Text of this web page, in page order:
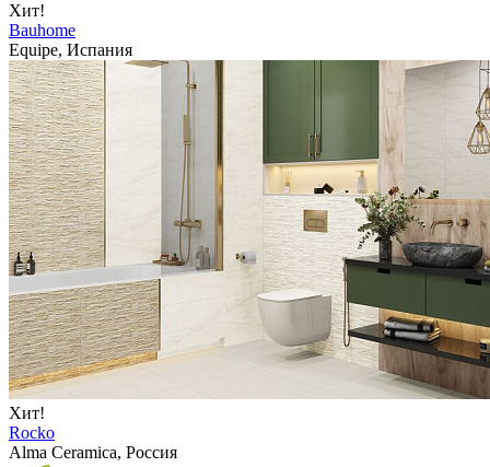
Хит!
Bauhome
Equipe, Испания
Хит!
Rocko
Alma Ceramica, Россия